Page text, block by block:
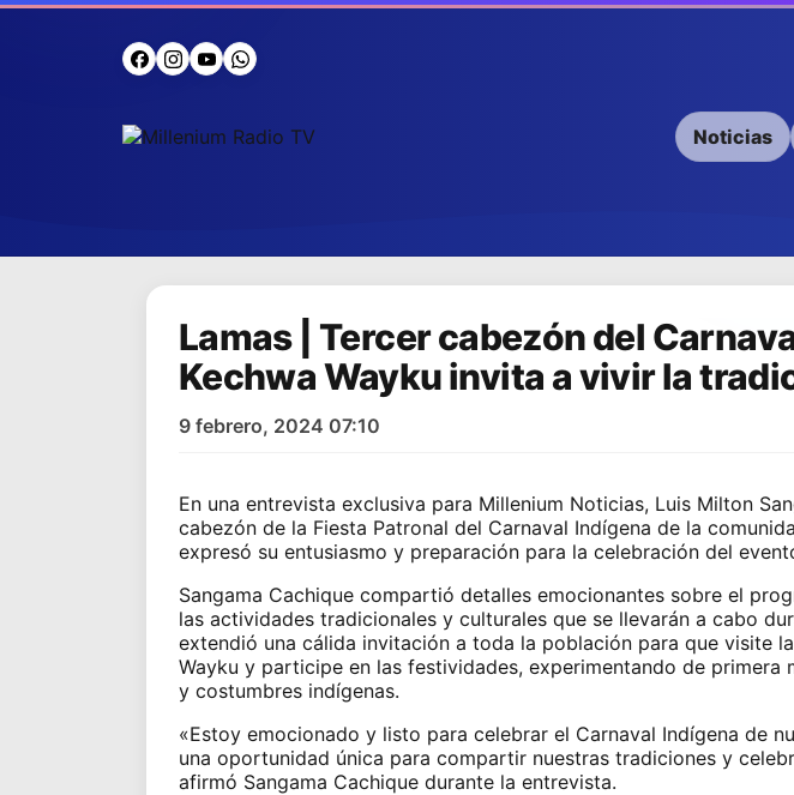
Noticias
Lamas | Tercer cabezón del
Kechwa Wayku invita a vivir la
9 febrero, 2024 07:10
En una entrevista exclusiva para Millenium Noticias, Luis Milton
cabezón de la Fiesta Patronal del Carnaval Indígena de la
expresó su entusiasmo y preparación para la celebración del
Sangama Cachique compartió detalles emocionantes sobre el
las actividades tradicionales y culturales que se llevarán a cabo
extendió una cálida invitación a toda la población para que visite
Wayku y participe en las festividades, experimentando de primera
y costumbres indígenas.
«Estoy emocionado y listo para celebrar el Carnaval Indígena de
una oportunidad única para compartir nuestras tradiciones y
afirmó Sangama Cachique durante la entrevista.